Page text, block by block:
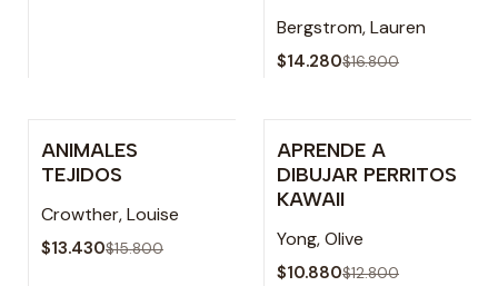
Bergstrom, Lauren
$14.280$16.800
-15% OFF
ANIMALES
TEJIDOS
Crowther, Louise
$13.430$15.800
-15% OFF
APRENDE A
DIBUJAR PERRITOS
KAWAII
Yong, Olive
$10.880$12.800